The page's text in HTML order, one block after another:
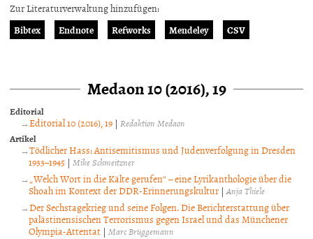
Zur Literaturverwaltung hinzufügen:
Bibtex
Endnote Refworks Mendeley CSV
Medaon 10 (2016), 19
Editorial
Editorial 10 (2016), 19 |Redaktion Medaon
Artikel
Tödlicher Hass: Antisemitismus und Judenverfolgung in Dresden
1933–1945 | Mike Schmeitzner
„Welch Wort in die Kälte gerufen“ – eine Lyrikanthologie über die
Shoah im Kontext der DDR-Erinnerungskultur |Anja Thiele
Der Sechstagekrieg und seine Folgen. Die Berichterstattung über
palästinensischen Terrorismus gegen Israel und das Münchener
Olympia-Attentat | Marc Brüggemann